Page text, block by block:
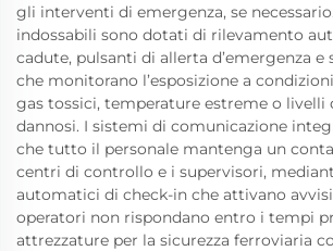
gli interventi di emergenza, se
indossabili sono dotati di rilevamento
cadute, pulsanti di allerta d’emergenza e
che monitorano l’esposizione a
gas tossici, temperature estreme o livelli
dannosi. I sistemi di comunicazione
che tutto il personale mantenga un
centri di controllo e i supervisori,
automatici di check-in che attivano
operatori non rispondano entro i tempi
attrezzature per la sicurezza ferroviaria